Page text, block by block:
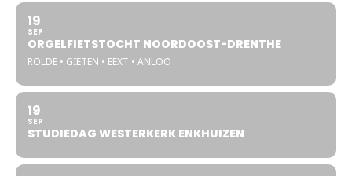
19
SEP
ORGELFIETSTOCHT NOORDOOST-DRENTHE
ROLDE • GIETEN • EEXT • ANLOO
19
SEP
STUDIEDAG WESTERKERK ENKHUIZEN